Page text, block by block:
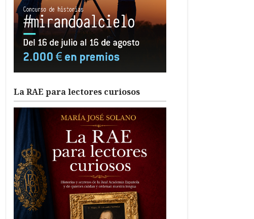
La RAE para lectores curiosos